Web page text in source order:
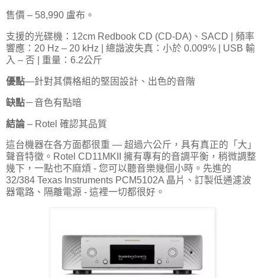
售價 – 58,990 盧布。
支援的光碟機：12cm Redbook CD (CD-DA)、SACD | 頻率
響應：20 Hz – 20 kHz | 總諧波失真：小於 0.009% | USB 輸
入 – 否 | 重量：6.2公斤
優點—針對其價格組的堅固設計、出色的音階
缺點－音色有點暗
結論 – Rotel 確認其品質
這台機器在各方面都很重 — 超過六公斤，具有真正的「大」
聲音特徵。Rotel CD11MKII 擁有專有的音調平衡，稍微調整
幾下，一點也不麻煩 - 您可以聽音樂幾個小時。先進的
32/384 Texas Instruments PCM5102A 晶片、訂製低通濾波
器電路、隔離電源 - 這裡一切都很好。